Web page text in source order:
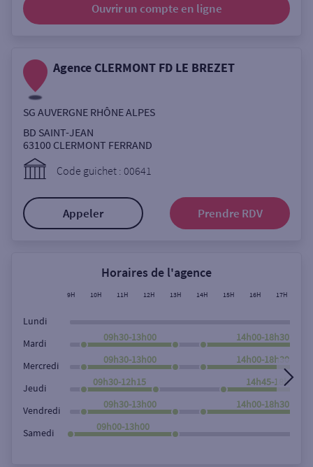
Ouverte le lundi
Ville / Code postal
Rue
Rechercher
Ouvrir un compte en ligne
Agence CLERMONT FD LE BREZET
SG AUVERGNE RHÔNE ALPES
BD SAINT-JEAN
63100 CLERMONT FERRAND
Code guichet : 00641
Appeler Prendre RDV
Horaires de l'agence
9H 10H 11H 12H 13H 14H 15H 16H 17H
Lundi
Mardi
09h30-13h00 14h00-18h30
Mercredi
09h30-13h00 14h00-18h30
Jeudi
09h30-12h15 14h45-18h30
Vendredi
09h30-13h00 14h00-18h30
Samedi
09h00-13h00